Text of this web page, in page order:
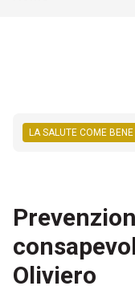
LA SALUTE COME
Oliviero